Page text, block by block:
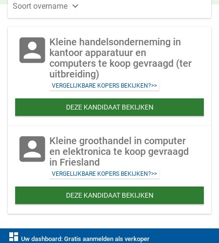
Soort overname 
account_box Kleine handelsonderneming in
kantoor apparatuur en
computers te koop gevraagd (ter
uitbreiding)
VERGELIJKBARE KOPERS BEKIJKEN?>>
DEZE KANDIDAAT BEKIJKEN
account_box Kleine groothandel in computer
en elektronica te koop gevraagd
in Friesland
VERGELIJKBARE KOPERS BEKIJKEN?>>
DEZE KANDIDAAT BEKIJKEN
dashboard Uw dashboard: Gratis aanmelden als verkoper